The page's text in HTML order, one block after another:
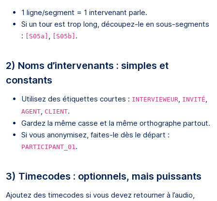
1 ligne/segment = 1 intervenant parle.
Si un tour est trop long, découpez-le en sous-segments
:
[S05a] [S05b] .
2) Noms d’intervenants : simples et
constants
Utilisez des étiquettes courtes : INTERVIEWEUR INVITÉ
AGENT CLIENT.
Gardez la même casse et la même orthographe partout.
Si vous anonymisez, faites-le dès le départ :
PARTICIPANT_01 .
3) Timecodes : optionnels, mais puissants
Ajoutez des timecodes si vous devez retourner à l’audio,